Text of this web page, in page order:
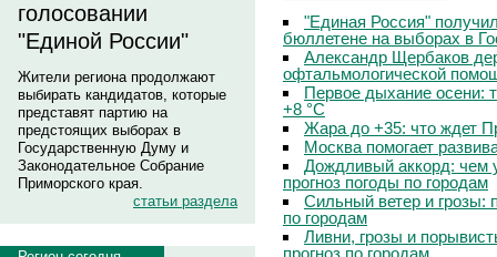
голосовании
"Единой России"
Жители региона продолжают
выбирать кандидатов, которые
представят партию на
предстоящих выборах в
Государственную Думу и
Законодательное Собрание
Приморского края.
статьи раздела
"Единая Россия"
бюллетене на выборах в
Александр Щербаков
офтальмологической
Первое дыхание осени:
+8 °C
Жара до +35: что ждет
Москва помогает
Дождливый аккорд: чем
прогноз погоды по городам
Сильный ветер и грозы:
по городам
Ливни, грозы и
прогноз по городам